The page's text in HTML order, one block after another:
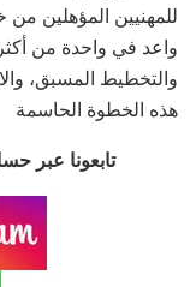
للمهنيين المؤهلين من
واعد في واحدة من أكثر
والتخطيط المسبق،
هذه الخطوة الحاسمة
تابعونا عبر